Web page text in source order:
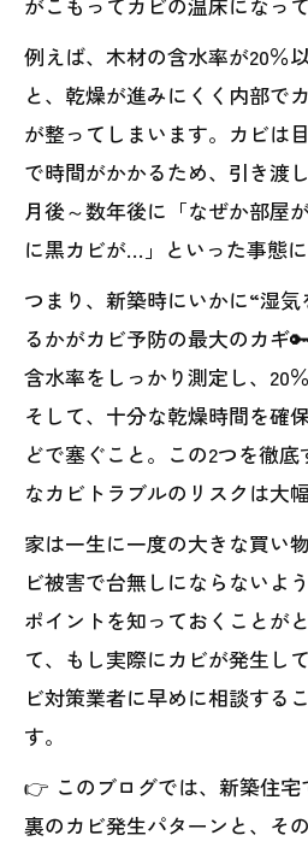
例えば、木材の含水率が20％
と、乾燥が進みにくく内部で
が整ってしまいます。カビは
で時間がかかるため、引き渡
月後～数年後に「なぜか部屋
に黒カビが…」といった事態に
つまり、新築時にいかに“湿
るかがカビ予防の最大のカギ
含水率をしっかり測定し、20
そして、十分な乾燥時間を確
どで塞ぐこと。この2つを徹
なカビトラブルのリスクは大
家は一生に一度の大きな買い
ビ被害で台無しにならないよ
ポイントを知っておくことが
て、もし実際にカビが発生し
ビ対策業者に早めに相談する
す。
👉 このブログでは、新築住
裏のカビ発生パターンと、そ